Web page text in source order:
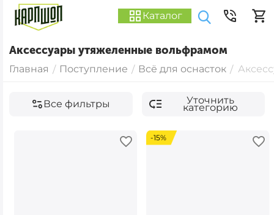
Каталог
Аксессуары утяжеленные вольфрамом
Главная / Поступление / Всё для оснасток /
Все фильтры Уточнить
категорию
-15%